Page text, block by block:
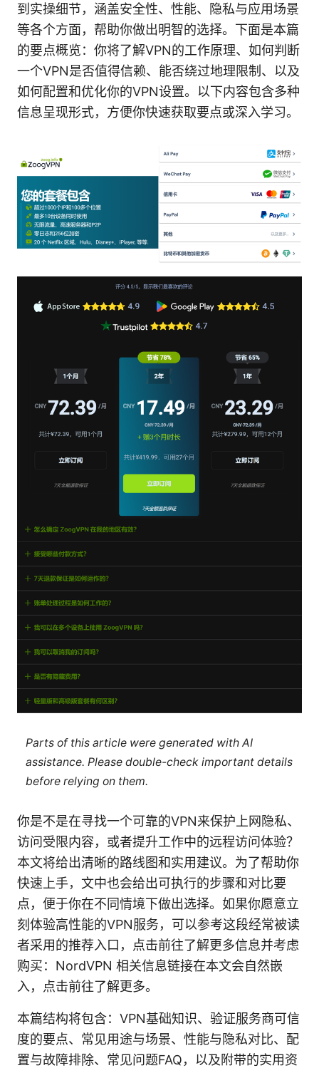
到实操细节，涵盖安全性、性能、隐私与应用场景
等各个方面，帮助你做出明智的选择。下面是本篇
的要点概览：你将了解VPN的工作原理、如何判断
一个VPN是否值得信赖、能否绕过地理限制、以及
如何配置和优化你的VPN设置。以下内容包含多种
信息呈现形式，方便你快速获取要点或深入学习。
Parts of this article were generated with AI
assistance. Please double-check important details
before relying on them.
你是不是在寻找一个可靠的VPN来保护上网隐私、
访问受限内容，或者提升工作中的远程访问体验？
本文将给出清晰的路线图和实用建议。为了帮助你
快速上手，文中也会给出可执行的步骤和对比要
点，便于你在不同情境下做出选择。如果你愿意立
刻体验高性能的VPN服务，可以参考这段经常被读
者采用的推荐入口，点击前往了解更多信息并考虑
购买：NordVPN 相关信息链接在本文会自然嵌
入，点击前往了解更多。
本篇结构将包含：VPN基础知识、验证服务商可信
度的要点、常见用途与场景、性能与隐私对比、配
置与故障排除、常见问题FAQ，以及附带的实用资